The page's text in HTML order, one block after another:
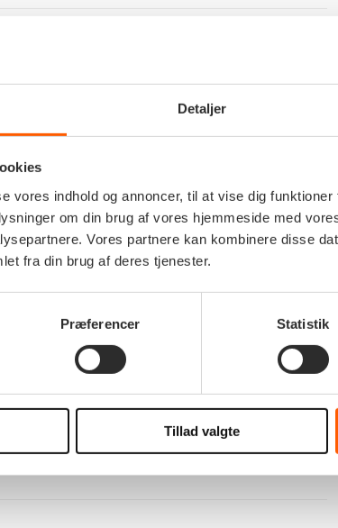
Detaljer
vores indhold og annoncer, til at vise dig
om din brug af vores hjemmeside med
Vores partnere kan kombinere disse
fra din brug af deres tjenester.
Præferencer Statistik
Tillad valgte
portefølje, der allerede omfatter SKI 02.06, SKI
SKI 02.22, cementerer Edora sin position som
effektive og brugervenlige digitale løsninger, der
Vi ser frem til at bistå vores kunder i at
organisation, er I velkomne til at kontakte